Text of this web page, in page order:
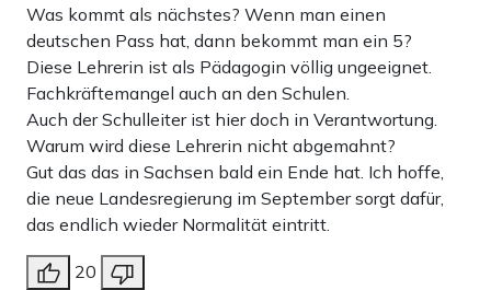
Was kommt als nächstes? Wenn man einen
deutschen Pass hat, dann bekommt man ein 5?
Diese Lehrerin ist als Pädagogin völlig ungeeignet.
Fachkräftemangel auch an den Schulen.
Auch der Schulleiter ist hier doch in Verantwortung.
Warum wird diese Lehrerin nicht abgemahnt?
Gut das das in Sachsen bald ein Ende hat. Ich hoffe,
die neue Landesregierung im September sorgt dafür,
das endlich wieder Normalität eintritt.
20